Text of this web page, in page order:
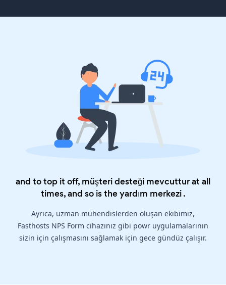
and to top it off, müşteri desteği mevcuttur at all
times, and so is theyardım merkezi.
Ayrıca, uzman mühendislerden oluşan ekibimiz,
Fasthosts NPS Form cihazınız gibi powr uygulamalarının
sizin için çalışmasını sağlamak için gece gündüz çalışır.